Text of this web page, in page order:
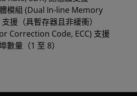
模組 (Dual In-line Memory
援（具暫存器且非緩衝）
Correction Code, ECC) 支援
數量（1 至 8）